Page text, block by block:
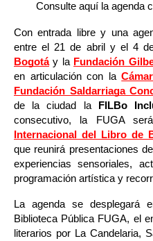
Consulte aquí la agenda
Con entrada libre y una
entre el 21 de abril y el 4
Bogotá y la Fundación
en articulación con la
Fundación Saldarriaga
de la ciudad la
FILBo
consecutivo, la FUGA
Internacional del Libro de
que reunirá presentaciones
experiencias sensoriales,
programación artística y
La agenda se desplegará
Biblioteca Pública FUGA, el
literarios por La Candelaria,